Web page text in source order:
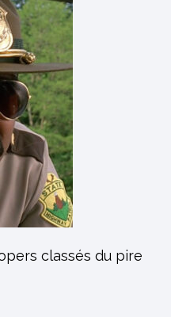
classés du pire